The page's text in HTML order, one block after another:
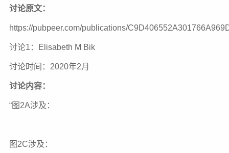
讨论原文：
https://pubpeer.com/publications/
讨论1：Elisabeth M Bik
讨论时间：2020年2月
讨论内容：
“图2A涉及：
图2C涉及：